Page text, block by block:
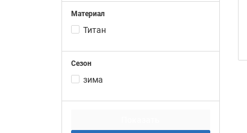
Материал
Титан
Сезон
зима